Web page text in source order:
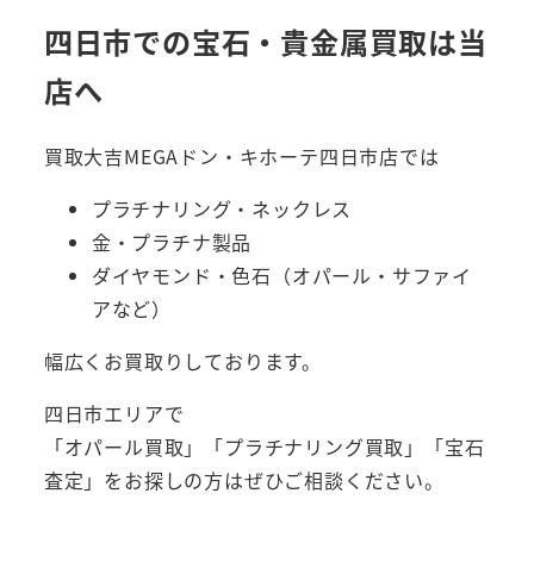
四日市での宝石・貴金属買取は当
店へ
買取大吉MEGAドン・キホーテ四日市店では
プラチナリング・ネックレス
金・プラチナ製品
ダイヤモンド・色石（オパール・サファイ
アなど）
幅広くお買取りしております。
四日市エリアで
「オパール買取」「プラチナリング買取」「宝石
査定」をお探しの方はぜひご相談ください。